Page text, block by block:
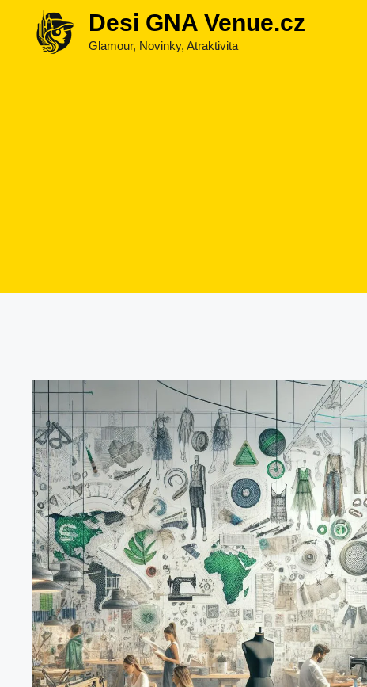
Přeskočit
Desi GNA Venue.cz
Glamour, Novinky, Atraktivita